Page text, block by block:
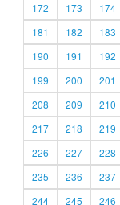
172
173 174
181
182 183
190
191 192
199
200 201
208
209 210
217
218 219
226
227 228
235
236 237
244
245 246